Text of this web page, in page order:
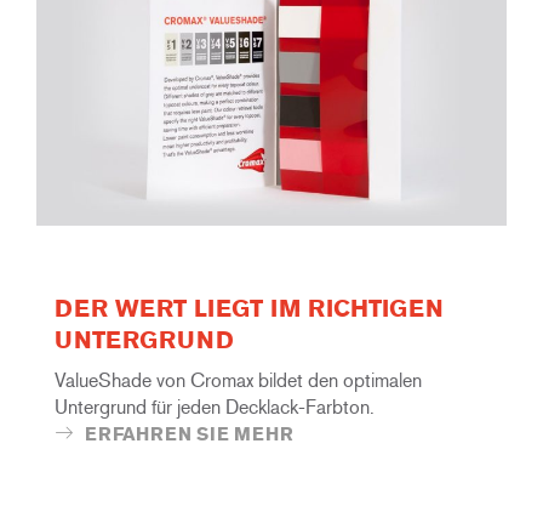
DER WERT LIEGT IM RICHTIGEN
UNTERGRUND
ValueShade von Cromax bildet den optimalen
Untergrund für jeden Decklack-Farbton.
ERFAHREN SIE MEHR